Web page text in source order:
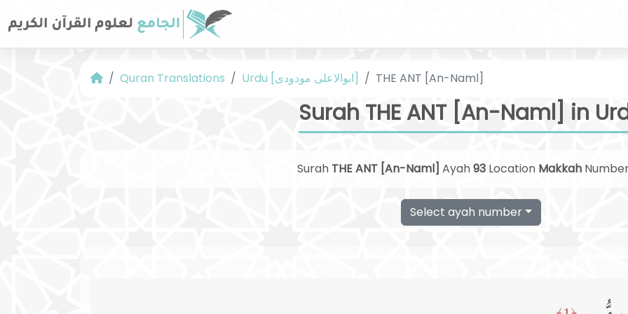
Quran Translations Urdu [ابوالاعلی مودودی] THE ANT [An-Naml]
Surah THE ANT [An-Naml] in
Surah THE ANT [An-Naml] Ayah93Location Makkah
Select ayah number